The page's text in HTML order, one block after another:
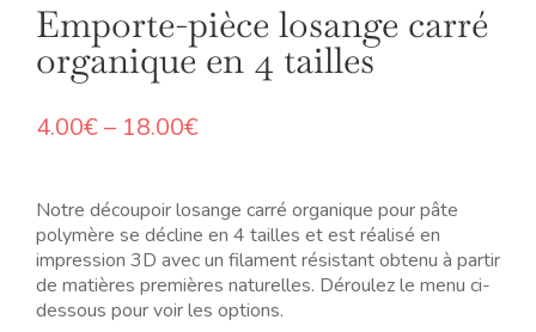
Emporte-pièce losange carré
organique en 4 tailles
4.00€– 18.00€Price
through
18.00€
Notre découpoir losange carré organique pour pâte
polymère se décline en 4 tailles et est réalisé en
impression 3D avec un filament résistant obtenu à partir
de matières premières naturelles. Déroulez le menu ci-
dessous pour voir les options.